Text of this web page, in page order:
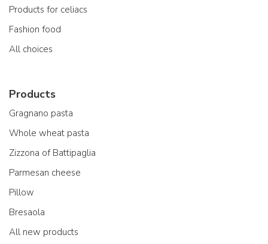
Products for celiacs
Fashion food
All choices
Products
Gragnano pasta
Whole wheat pasta
Zizzona of Battipaglia
Parmesan cheese
Pillow
Bresaola
All new products